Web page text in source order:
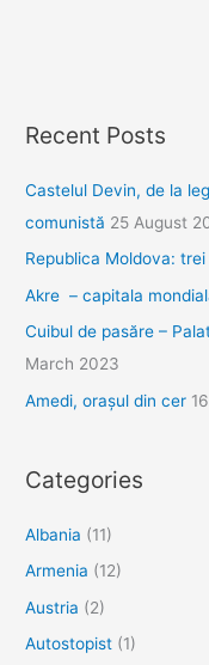
Recent Posts
Castelul Devin, de la
comunistă 25 August
Republica Moldova:
Akre – capitala
Cuibul de pasăre –
March 2023
Amedi, orașul din cer
Categories
Albania (11)
Armenia (12)
Austria (2)
Autostopist (1)